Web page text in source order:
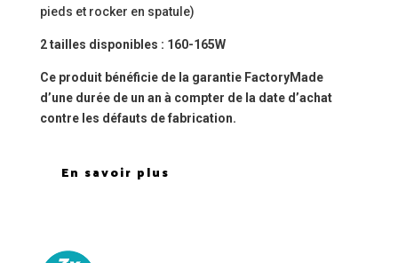
pieds et rocker en spatule)
2 tailles disponibles : 160-165W
Ce produit bénéficie de la garantie FactoryMade
d’une durée de un an à compter de la date d’achat
contre les défauts de fabrication.
En savoir plus